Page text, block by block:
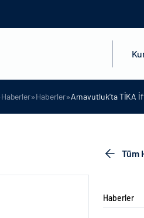
Haberler»Haberler»Arnavutluk’ta TİKA
Tüm
Haberler